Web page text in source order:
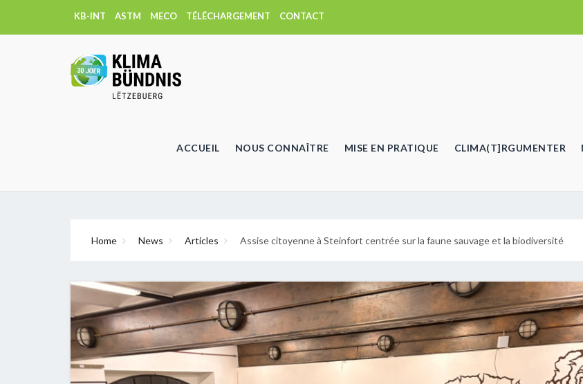
KB-INT ASTM MECO TÉLÉCHARGEMENT CONTACT
ACCUEIL NOUS CONNAÎTRE MISE EN PRATIQUE CLIMA(T]RGUMENTER
Home News Articles Assise citoyenne à Steinfort centrée sur la faune sauvage et la biodiversité